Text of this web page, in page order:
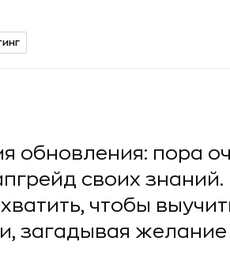
обновления: пора
своих
чтобы
загадывая